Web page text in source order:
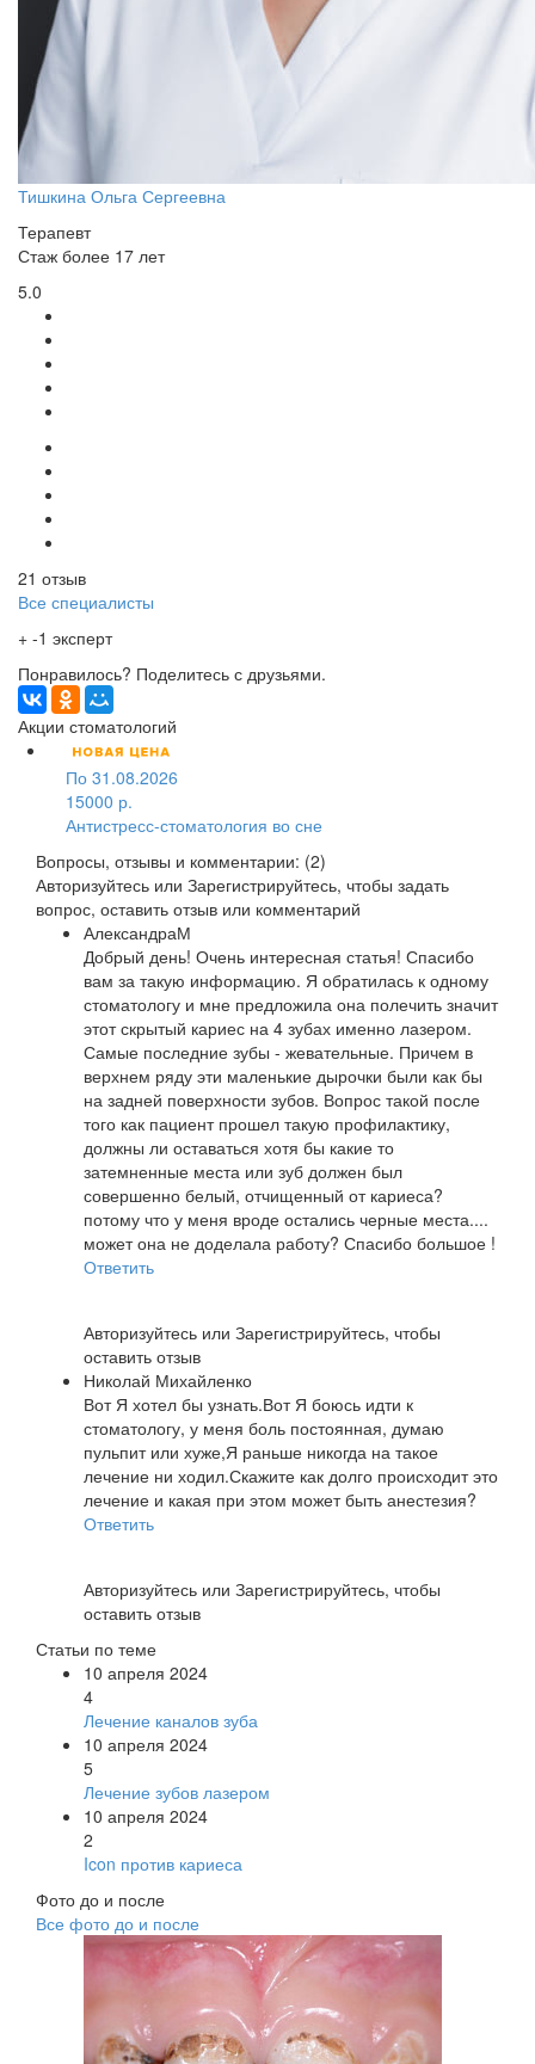
Тишкина Ольга Сергеевна
Терапевт
Стаж более 17 лет
5.0
21 отзыв
Все специалисты
+ -1 эксперт
Понравилось? Поделитесь с друзьями.
Акции стоматологий
По 31.08.2026
15000 р.
Антистресс-стоматология во сне
Вопросы, отзывы и комментарии: (2)
Авторизуйтесь или Зарегистрируйтесь, чтобы задать
вопрос, оставить отзыв или комментарий
АлександраМ
Добрый день! Очень интересная статья! Спасибо
вам за такую информацию. Я обратилась к одному
стоматологу и мне предложила она полечить значит
этот скрытый кариес на 4 зубах именно лазером.
Самые последние зубы - жевательные. Причем в
верхнем ряду эти маленькие дырочки были как бы
на задней поверхности зубов. Вопрос такой после
того как пациент прошел такую профилактику,
должны ли оставаться хотя бы какие то
затемненные места или зуб должен был
совершенно белый, отчищенный от кариеса?
потому что у меня вроде остались черные места....
может она не доделала работу? Спасибо большое !
Ответить
Авторизуйтесь или Зарегистрируйтесь, чтобы
оставить отзыв
Николай Михайленко
Вот Я хотел бы узнать.Вот Я боюсь идти к
стоматологу, у меня боль постоянная, думаю
пульпит или хуже,Я раньше никогда на такое
лечение ни ходил.Скажите как долго происходит это
лечение и какая при этом может быть анестезия?
Ответить
Авторизуйтесь или Зарегистрируйтесь, чтобы
оставить отзыв
Статьи по теме
10 апреля 2024
4
Лечение каналов зуба
10 апреля 2024
5
Лечение зубов лазером
10 апреля 2024
2
Icon против кариеса
Фото до и после
Все фото до и после